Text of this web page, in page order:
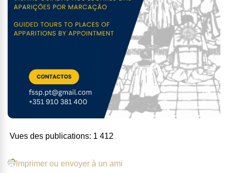
Vues des publications: 1 412
Imprimer ou envoyer à un ami